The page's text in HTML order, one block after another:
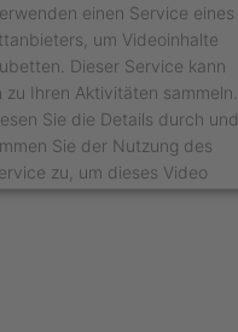
einen Service eines
um Videoinhalte
Dieser Service kann
zu Ihren Aktivitäten sammeln.
Sie die Details durch und
Sie der Nutzung des
zu, um dieses Video
anzusehen.